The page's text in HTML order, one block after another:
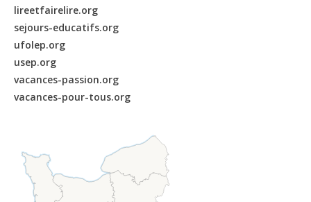
lireetfairelire.org
sejours-educatifs.org
ufolep.org
usep.org
vacances-passion.org
vacances-pour-tous.org